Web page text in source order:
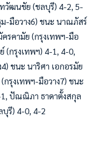
วัฒนชัย (ชลบุรี) 4-2, 5-
-มือวาง6) ชนะ นาณภัสร์
รคามัย (กรุงเทพฯ-มือ
(กรุงเทพฯ) 4-1, 4-0,
ชนะ นาริศา เอกอรมัย
กรุงเทพฯ-มือวาง7) ชนะ
ปัณณิภา ธาดาตั้งสกุล
รี) 4-0, 4-2